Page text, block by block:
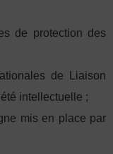
de protection des
de Liaison
intellectuelle ;
mis en place par